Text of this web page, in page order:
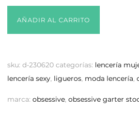
AÑADIR AL CARRITO
sku: d-230620 categorías: lencería
lencería sexy, ligueros, moda lencería,
marca: obsessive, obsessive garter